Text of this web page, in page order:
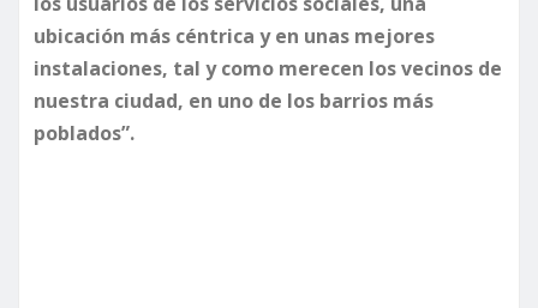
ubicación más céntrica y en unas mejores
instalaciones, tal y como merecen los vecinos de
nuestra ciudad, en uno de los barrios más
poblados”.